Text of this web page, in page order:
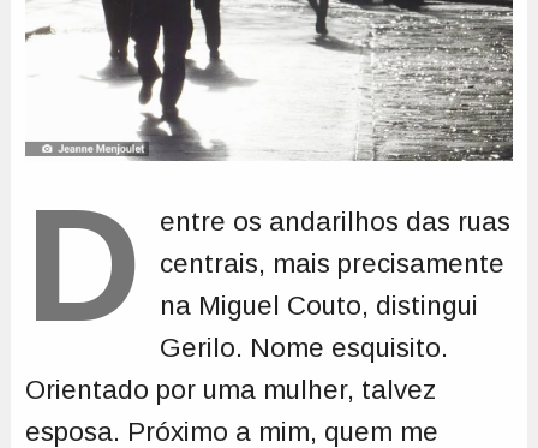
D
entre os andarilhos das ruas
centrais, mais precisamente
na Miguel Couto, distingui
Gerilo. Nome esquisito.
Orientado por uma mulher, talvez
esposa. Próximo a mim, quem me